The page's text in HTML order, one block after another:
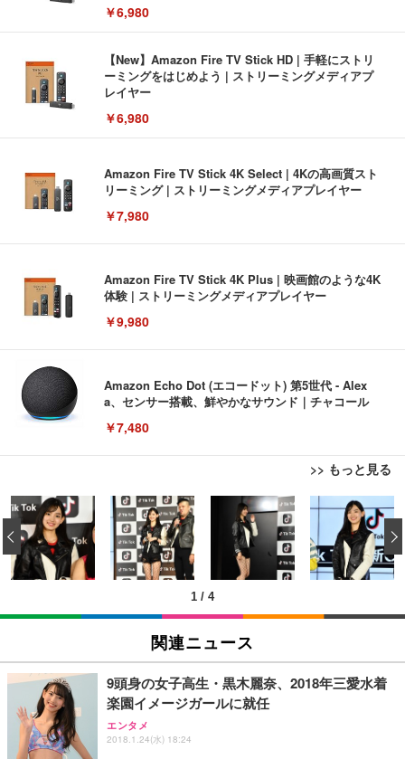
￥6,980
【New】Amazon Fire TV Stick HD | 手軽にストリ
ーミングをはじめよう | ストリーミングメディアプ
レイヤー
￥6,980
Amazon Fire TV Stick 4K Select | 4Kの高画質スト
リーミング | ストリーミングメディアプレイヤー
￥7,980
Amazon Fire TV Stick 4K Plus | 映画館のような4K
体験 | ストリーミングメディアプレイヤー
￥9,980
Amazon Echo Dot (エコードット) 第5世代 - Alex
a、センサー搭載、鮮やかなサウンド｜チャコール
￥7,480
>> もっと見る
[EdoErgo] オフィスチェア 椅子 テレワーク 疲れな
い 跳ね上げ式アームレスト コンパクト 約105度ロッ
キング pc 事務椅子 360度回転 座面昇降 強化ナイロ
ン樹脂ベース 通気性メッシュ 在宅ワーク H-WY01
(黒網+黒枠+黒足)
￥5,699
SIHOO B100 オフィスチェア／デスクチェア メッシ
ュチェア 人間工学 疲れない ブラック
￥27,999
Sezlife オフィスチェア デスクチェア 疲れない テレ
ワーク チェア 強化バックレスト 30度ロッキング機
能 人間工学 椅子 腰サポート 90度跳ね上げ式アーム
EIZO ビジネス向けプレミアムモニター | FlexScan
EV3240X-WT | 31.5型4K UHD・USB Type-C・ホワ
イト
￥105,595
EIZO ビジネス向けプレミアムモニター | FlexScan
￥109,572
【純正品】27"ゲーミングモニター DualSense 充電
フック付き（CFI-ZDM1J）
Amazonベーシック ペットシーツ 薄型 レギュラー 1
回使い捨て 無香料 ホワイト 300枚
￥3,373
Amazonベーシック ペットシーツ 厚型 ワイド 42枚
x2袋(84枚) ホワイト(吸収面:ライトブルー)
￥3,234
ネオ・ルーライフ ネオ・オムツ L 中型犬用 26枚入
り 単品
1 / 4
‹
関連ニュース
9頭身の女子高生・黒木麗奈、2018年三愛水着
楽園イメージガールに就任
エンタメ
2018.1.24(水) 18:24